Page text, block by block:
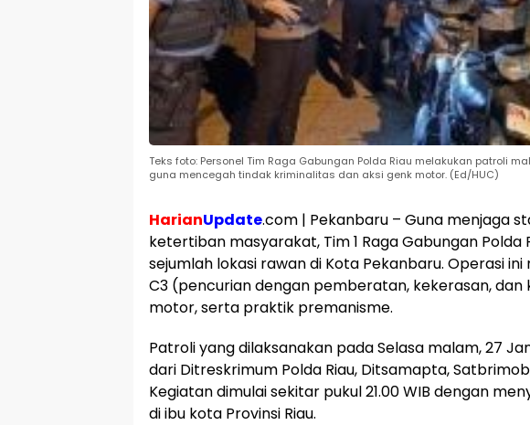
Teks foto: Personel Tim Raga Gabungan Polda Riau melakukan patroli
guna mencegah tindak kriminalitas dan aksi genk motor. (Ed/HUC)
HarianUpdate.com | Pekanbaru – Guna menjaga
ketertiban masyarakat, Tim 1 Raga Gabungan
sejumlah lokasi rawan di Kota Pekanbaru. Operasi
C3 (pencurian dengan pemberatan, kekerasan,
motor, serta praktik premanisme.
Patroli yang dilaksanakan pada Selasa malam, 27
dari Ditreskrimum Polda Riau, Ditsamapta,
Kegiatan dimulai sekitar pukul 21.00 WIB dengan
di ibu kota Provinsi Riau.